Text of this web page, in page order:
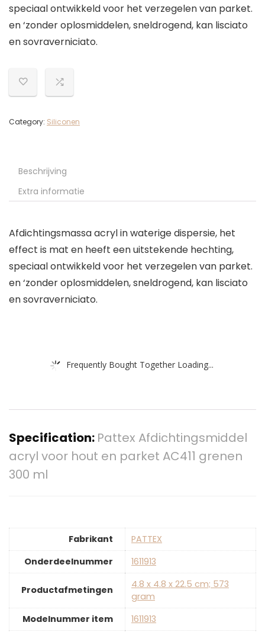
speciaal ontwikkeld voor het verzegelen van parket.
en ‘zonder oplosmiddelen, sneldrogend, kan lisciato
en sovraverniciato.
Category: Siliconen
Beschrijving
Extra informatie
Afdichtingsmassa acryl in waterige dispersie, het
effect is mat en heeft een uitstekende hechting,
speciaal ontwikkeld voor het verzegelen van parket.
en ‘zonder oplosmiddelen, sneldrogend, kan lisciato
en sovraverniciato.
Frequently Bought Together Loading...
Specification: Pattex Afdichtingsmiddel
acryl voor hout en parket AC411 grenen
300 ml
Fabrikant
‎PATTEX
Onderdeelnummer
‎1611913
Productafmetingen
‎4.8 x 4.8 x 22.5 cm; 573
gram
Modelnummer item
‎1611913